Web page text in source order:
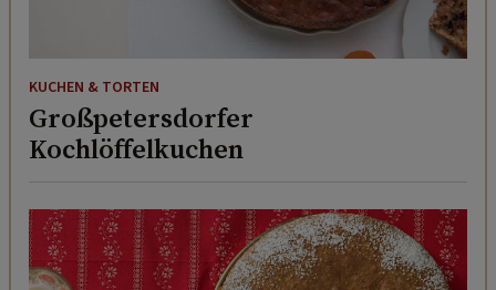
KUCHEN & TORTEN
Großpetersdorfer
Kochlöffelkuchen